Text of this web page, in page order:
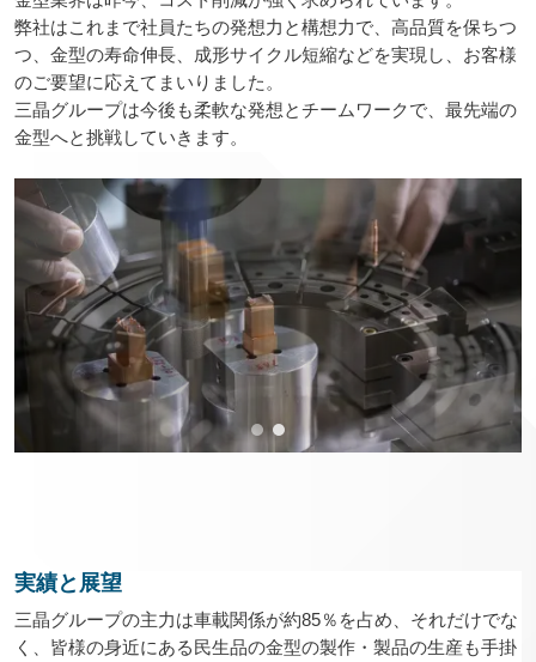
弊社はこれまで社員たちの発想力と構想力で、高品質を保ちつ
つ、金型の寿命伸長、成形サイクル短縮などを実現し、お客様
のご要望に応えてまいりました。
三晶グループは今後も柔軟な発想とチームワークで、最先端の
金型へと挑戦していきます。
実績と展望
三晶グループの主力は車載関係が約85％を占め、それだけでな
く、皆様の身近にある民生品の金型の製作・製品の生産も手掛